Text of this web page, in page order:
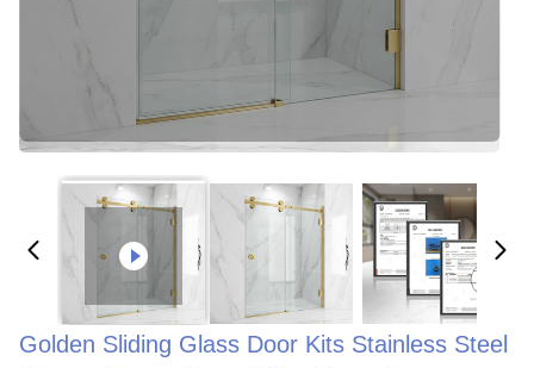
Golden Sliding Glass Door Kits Stainless Steel